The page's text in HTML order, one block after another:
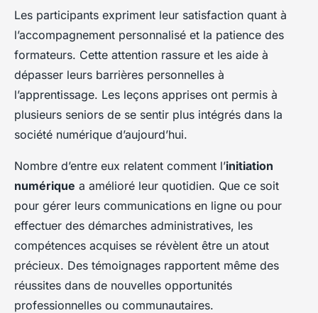
Les participants expriment leur satisfaction quant à
l’accompagnement personnalisé et la patience des
formateurs. Cette attention rassure et les aide à
dépasser leurs barrières personnelles à
l’apprentissage. Les leçons apprises ont permis à
plusieurs seniors de se sentir plus intégrés dans la
société numérique d’aujourd’hui.
Nombre d’entre eux relatent comment l’initiation
numérique a amélioré leur quotidien. Que ce soit
pour gérer leurs communications en ligne ou pour
effectuer des démarches administratives, les
compétences acquises se révèlent être un atout
précieux. Des témoignages rapportent même des
réussites dans de nouvelles opportunités
professionnelles ou communautaires.